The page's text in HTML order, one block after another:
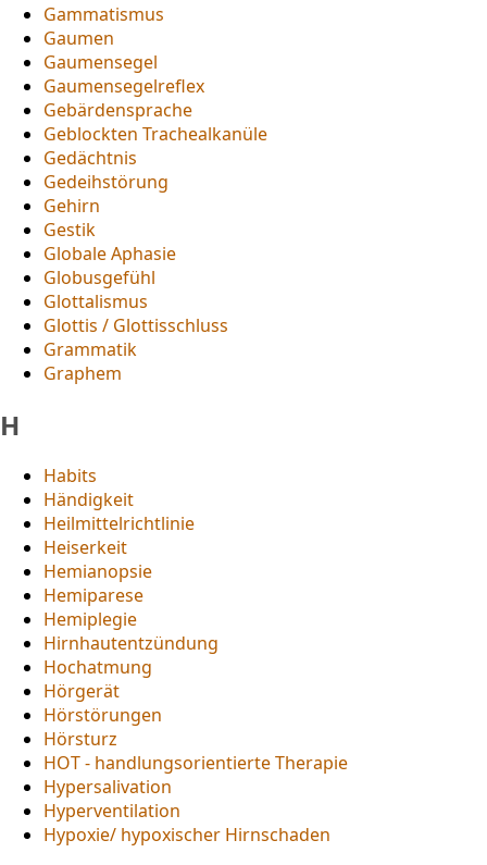
Gammatismus
Gaumen
Gaumensegel
Gaumensegelreflex
Gebärdensprache
Geblockten Trachealkanüle
Gedächtnis
Gedeihstörung
Gehirn
Gestik
Globale Aphasie
Globusgefühl
Glottalismus
Glottis / Glottisschluss
Grammatik
Graphem
H
Habits
Händigkeit
Heilmittelrichtlinie
Heiserkeit
Hemianopsie
Hemiparese
Hemiplegie
Hirnhautentzündung
Hochatmung
Hörgerät
Hörstörungen
Hörsturz
HOT - handlungsorientierte Therapie
Hypersalivation
Hyperventilation
Hypoxie/ hypoxischer Hirnschaden